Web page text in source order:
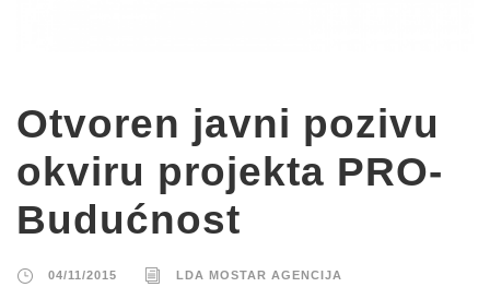
Otvoren javni pozivu
okviru projekta PRO-
Budućnost
04/11/2015 LDA MOSTAR AGENCIJA